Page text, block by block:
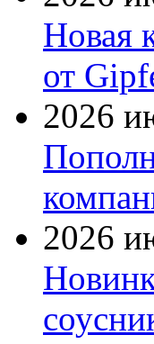
Новая
от
2026
2026